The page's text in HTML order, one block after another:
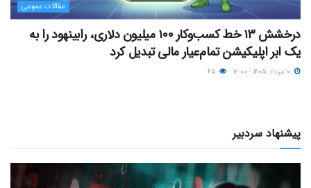
مقالات عمومی
درخشش ۱۳ خط کسب‌وکار ۱۰۰ میلیون دلاری، رابینهود را به
یک ابر اپلیکیشن تمام‌عیار مالی تبدیل کرد
پیشنهاد سردبیر